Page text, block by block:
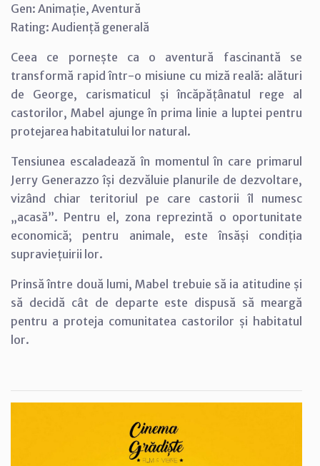
Gen: Animație, Aventură
Rating: Audiență generală
Ceea ce pornește ca o aventură fascinantă se
transformă rapid într-o misiune cu miză reală: alături
de George, carismaticul și încăpățânatul rege al
castorilor, Mabel ajunge în prima linie a luptei pentru
protejarea habitatului lor natural.
Tensiunea escaladează în momentul în care primarul
Jerry Generazzo își dezvăluie planurile de dezvoltare,
vizând chiar teritoriul pe care castorii îl numesc
„acasă”. Pentru el, zona reprezintă o oportunitate
economică; pentru animale, este însăși condiția
supraviețuirii lor.
Prinsă între două lumi, Mabel trebuie să ia atitudine și
să decidă cât de departe este dispusă să meargă
pentru a proteja comunitatea castorilor și habitatul
lor.